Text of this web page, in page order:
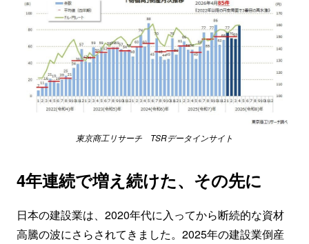
東京商工リサーチ TSRデータインサイト
4年連続で増え続けた、その先に
日本の建設業は、2020年代に入ってから断続的な資材
高騰の波にさらされてきました。2025年の建設業倒産